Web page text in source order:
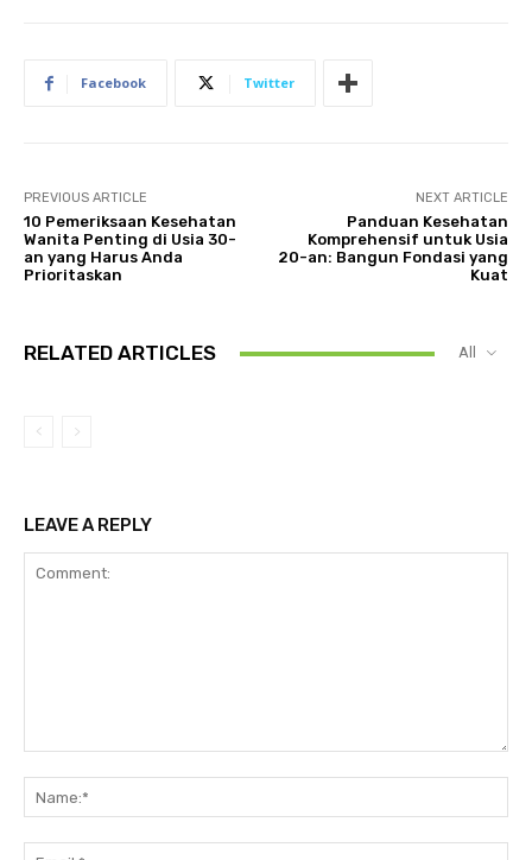
Facebook Twitter
PREVIOUS ARTICLE
10 Pemeriksaan Kesehatan
Wanita Penting di Usia 30-
an yang Harus Anda
Prioritaskan
NEXT ARTICLE
Panduan Kesehatan
Komprehensif untuk Usia
20-an: Bangun Fondasi yang
Kuat
RELATED ARTICLES All
LEAVE A REPLY